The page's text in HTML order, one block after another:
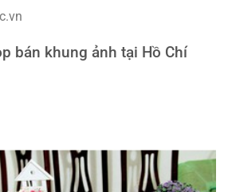
bán khung ảnh tại Hồ Chí